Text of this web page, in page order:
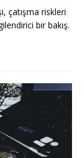
çatışma riskleri
bir bakış.